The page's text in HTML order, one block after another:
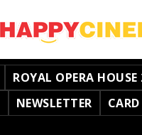
ROYAL OPERA
NEWSLETTER